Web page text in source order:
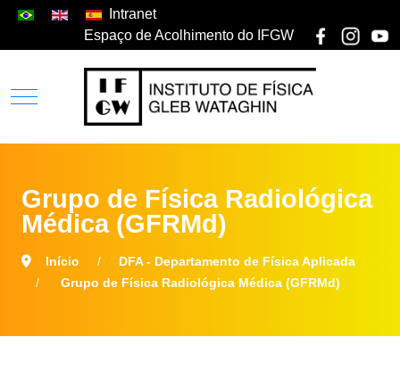
Intranet
Espaço de Acolhimento do IFGW
Grupo de Física Radiológica
Médica (GFRMd)
Início
DFA - Departamento de Física Aplicada
Grupo de Física Radiológica Médica (GFRMd)